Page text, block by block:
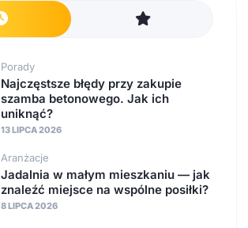
Porady
Najczęstsze błędy przy zakupie
szamba betonowego. Jak ich
uniknąć?
13 LIPCA 2026
Aranżacje
Jadalnia w małym mieszkaniu — jak
znaleźć miejsce na wspólne posiłki?
8 LIPCA 2026